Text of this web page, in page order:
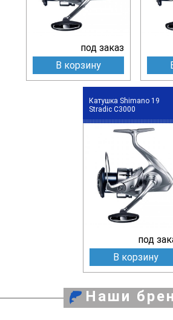
под заказ
В корзину
Катушка Shimano 19
Stradic C3000
под
В корзину
Наши